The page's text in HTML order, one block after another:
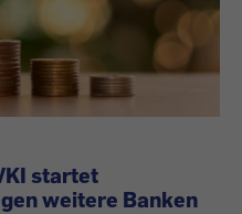
startet
weitere Banken